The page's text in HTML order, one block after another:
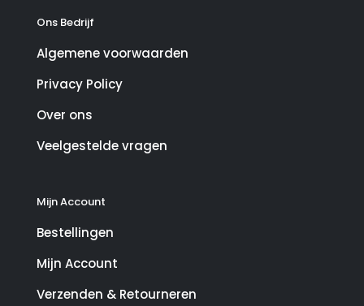
Ons Bedrijf
Algemene voorwaarden
Privacy Policy
Over ons
Veelgestelde vragen
Mijn Account
Bestellingen
Mijn Account
Verzenden & Retourneren